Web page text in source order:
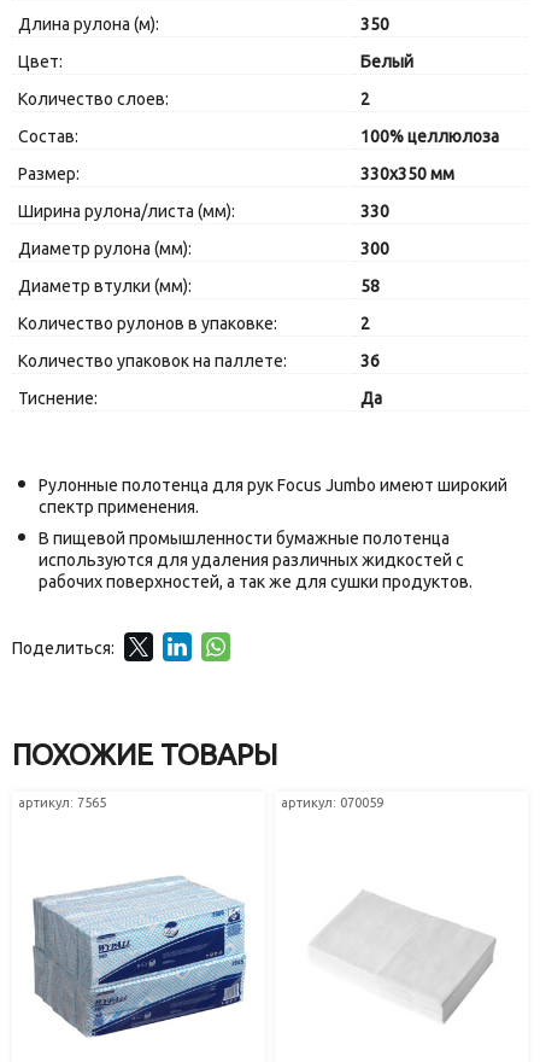
Длина рулона (м):
350
Цвет:
Белый
Количество слоев:
2
Состав:
100% целлюлоза
Размер:
330х350 мм
Ширина рулона/листа (мм):
330
Диаметр рулона (мм):
300
Диаметр втулки (мм):
58
Количество рулонов в упаковке:
2
Количество упаковок на паллете:
36
Тиснение:
Да
Рулонные полотенца для рук Focus Jumbo имеют широкий
спектр применения.
В пищевой промышленности бумажные полотенца
используются для удаления различных жидкостей с
рабочих поверхностей, а так же для сушки продуктов.
Поделиться:
ПОХОЖИЕ ТОВАРЫ
артикул: 7565 артикул: 070059